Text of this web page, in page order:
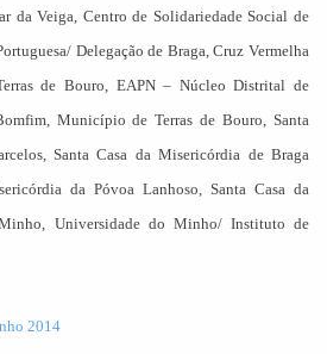
da Veiga, Centro de Solidariedade Social de
Delegação de Braga, Cruz Vermelha
de Bouro, EAPN – Núcleo Distrital de
Município de Terras de Bouro, Santa
Santa Casa da Misericórdia de Braga
da Póvoa Lanhoso, Santa Casa da
Universidade do Minho/ Instituto de
2014